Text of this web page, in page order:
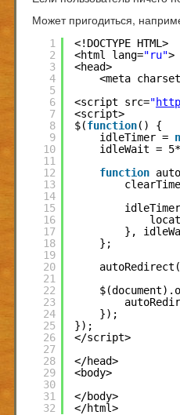
Может пригодиться,
1
2
3
4
5
6
7
8
9
10
11
12
13
14
15
16
17
18
19
20
21
22
23
24
25
26
27
28
29
30
31
32
<!DOCTYPE HTML>
<html lang="ru">
<head>
<meta
<script src="
<script>
$(function() {
idleTimer =
idleWait =
function
},
};
});
});
</script>
</head>
<body>
</body>
</html>